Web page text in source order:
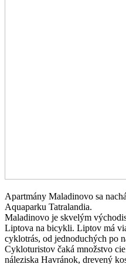
Apartmány Maladinovo sa
Aquaparku Tatralandia.
Maladinovo je skvelým
Liptova na bicykli. Liptov má
cyklotrás, od jednoduchých po
Cykloturistov čaká množstvo
náleziska Havránok, drevený